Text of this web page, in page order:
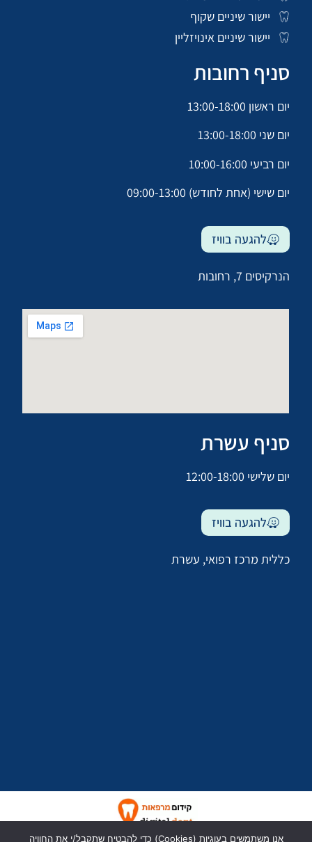
יישור שיניים שקוף
יישור שיניים אינויזליין
סניף רחובות
יום ראשון 13:00-18:00
יום שני 13:00-18:00
יום רביעי 10:00-16:00
יום שישי (אחת לחודש) 09:00-13:00
להגעה בוויז
הנרקיסים 7, רחובות
סניף עשרת
יום שלישי 12:00-18:00
להגעה בוויז
כללית מרכז רפואי, עשרת
כל הזכויות שמורות לד״ר יעל יעקבי
אנו משתמשים בעוגיות (Cookies) כדי להבטיח שתקבל/י את החוויה